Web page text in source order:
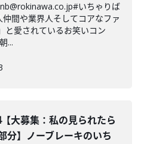
いちゃりば
間や業界人そしてコアなファ
と愛されているお笑いコン
...
大募集：私の見られたら
分】ノーブレーキのいち